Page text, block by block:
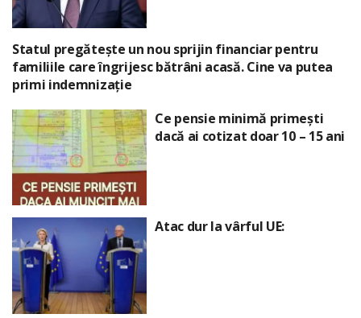
Statul pregătește un nou sprijin financiar pentru
familiile care îngrijesc bătrâni acasă. Cine va putea
primi indemnizație
Ce pensie minimă primești
dacă ai cotizat doar 10 – 15 ani
Atac dur la vârful UE: